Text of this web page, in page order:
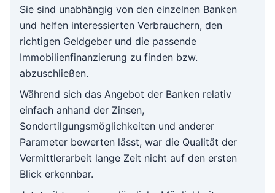
Sie sind unabhängig von den einzelnen Banken
und helfen interessierten Verbrauchern, den
richtigen Geldgeber und die passende
Immobilienfinanzierung zu finden bzw.
abzuschließen.
Während sich das Angebot der Banken relativ
einfach anhand der Zinsen,
Sondertilgungsmöglichkeiten und anderer
Parameter bewerten lässt, war die Qualität der
Vermittlerarbeit lange Zeit nicht auf den ersten
Blick erkennbar.